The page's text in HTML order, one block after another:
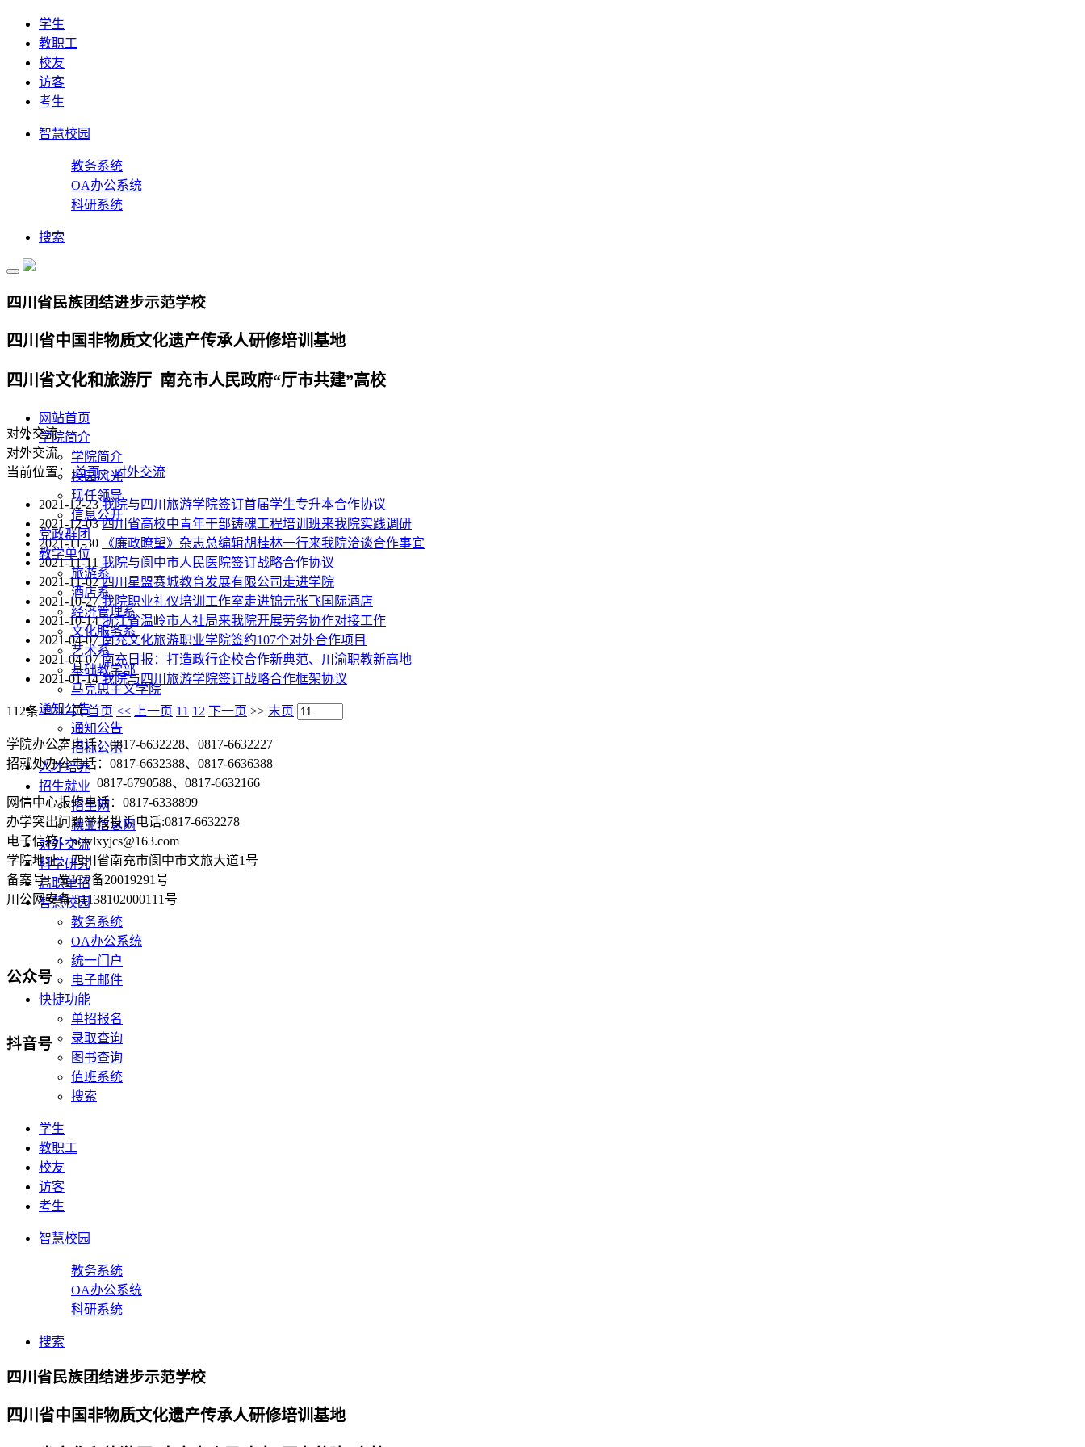
学生
教职工
校友
访客
考生
智慧校园
教务系统
OA办公系统
科研系统
搜索
四川省民族团结进步示范学校
四川省中国非物质文化遗产传承人研修培训基地
四川省文化和旅游厅 南充市人民政府“厅市共建”高校
网站首页
学院简介
学院简介
校园风光
现任领导
信息公开
党政群团
教学单位
旅游系
酒店系
经济管理系
文化服务系
艺术系
基础教学部
马克思主义学院
通知公告
通知公告
招标公示
人才培养
招生就业
招生网
就业信息网
对外交流
科学研究
高职单招
智慧校园
教务系统
OA办公系统
统一门户
电子邮件
快捷功能
单招报名
录取查询
图书查询
值班系统
搜索
学生
教职工
校友
访客
考生
智慧校园
教务系统
OA办公系统
科研系统
搜索
四川省民族团结进步示范学校
四川省中国非物质文化遗产传承人研修培训基地
对外交流
对外交流
当前位置：首页>对外交流
2021-12-23 我院与四川旅游学院签订首届学生专升本合作协议
2021-12-03 四川省高校中青年干部铸魂工程培训班来我院实践调研
2021-11-30
《廉政瞭望》杂志总编辑胡桂林一行来我院洽谈合作事宜
2021-11-11 我院与阆中市人民医院签订战略合作协议
2021-11-02 四川星盟赛城教育发展有限公司走进学院
2021-10-27 我院职业礼仪培训工作室走进锦元张飞国际酒店
2021-10-14 浙江省温岭市人社局来我院开展劳务协作对接工作
2021-04-07 南充文化旅游职业学院签约107个对外合作项目
2021-04-07 南充日报：打造政行企校合作新典范、川渝职教新高地
2021-01-14 我院与四川旅游学院签订战略合作框架协议
112条 11/12页首页 << 上一页 11 12 下一页 >> 末页
学院办公室电话：0817-6632228、0817-6632227
招就处办公电话：0817-6632388、0817-6636388
0817-6790588、0817-6632166
网信中心报修电话：0817-6338899
办学突出问题举报投诉电话:0817-6632278
电子信箱：ncwlxyjcs@163.com
学院地址：四川省南充市阆中市文旅大道1号
备案号：蜀ICP备20019291号
川公网安备 51138102000111号
公众号
抖音号